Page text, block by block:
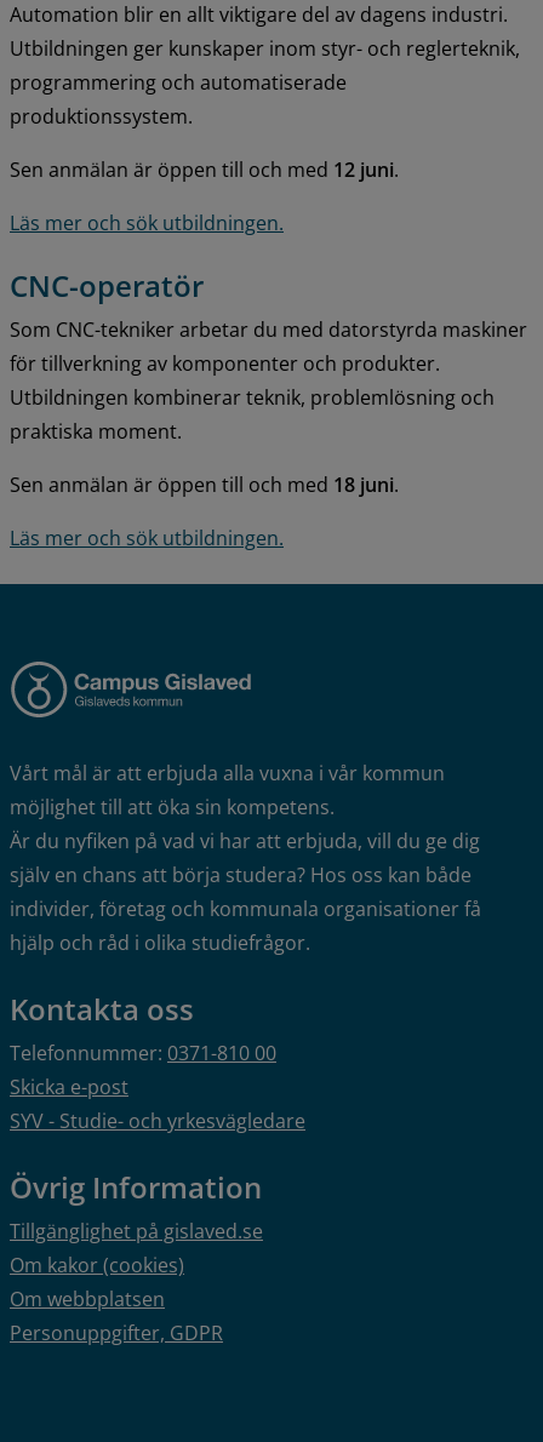
Automation blir en allt viktigare del av dagens industri.
Utbildningen ger kunskaper inom styr- och reglerteknik,
programmering och automatiserade
produktionssystem.
Sen anmälan är öppen till och med 12 juni.
Läs mer och sök utbildningen.
CNC-operatör
Som CNC-tekniker arbetar du med datorstyrda maskiner
för tillverkning av komponenter och produkter.
Utbildningen kombinerar teknik, problemlösning och
praktiska moment.
Sen anmälan är öppen till och med 18 juni.
Läs mer och sök utbildningen.
Vårt mål är att erbjuda alla vuxna i vår kommun
möjlighet till att öka sin kompetens.
Är du nyfiken på vad vi har att erbjuda, vill du ge dig
själv en chans att börja studera? Hos oss kan både
individer, företag och kommunala organisationer få
hjälp och råd i olika studiefrågor.
Kontakta oss
Telefonnummer: 0371-810 00
Skicka e-post
SYV - Studie- och yrkesvägledare
Övrig Information
Tillgänglighet på gislaved.se
Om kakor (cookies)
Om webbplatsen
Personuppgifter, GDPR